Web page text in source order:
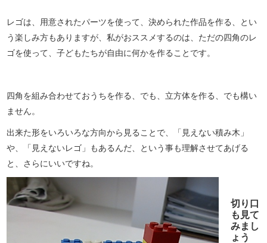
レゴは、用意されたパーツを使って、決められた作品を作る、とい
う楽しみ方もありますが、私がおススメするのは、ただの四角のレ
ゴを使って、子どもたちが自由に何かを作ることです。
四角を組み合わせておうちを作る、でも、立方体を作る、でも構い
ません。
出来た形をいろいろな方向から見ることで、「見えない積み木」
や、「見えないレゴ」もあるんだ、という事も理解させてあげる
と、さらにいいですね。
切り口
も見て
みまし
ょう